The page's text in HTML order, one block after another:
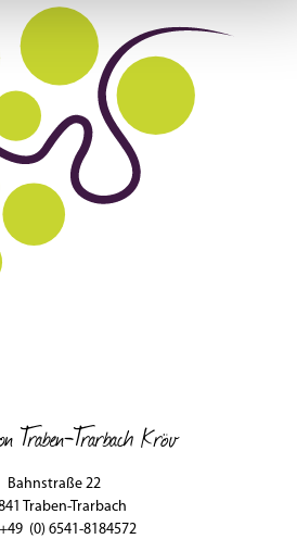
Traben-Trarbach Kröv
Bahnstraße 22
Traben-Trarbach
+49 (0) 6541-8184572